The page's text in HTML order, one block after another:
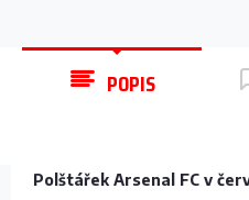
POPIS
Polštářek Arsenal FC v